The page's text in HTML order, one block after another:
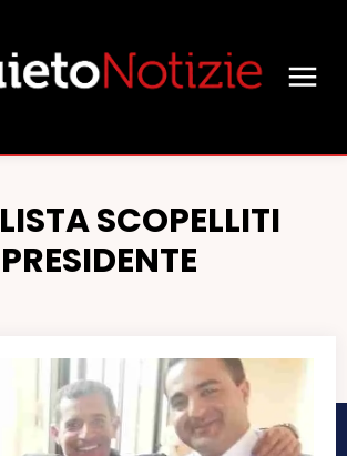
LISTA SCOPELLITI
PRESIDENTE